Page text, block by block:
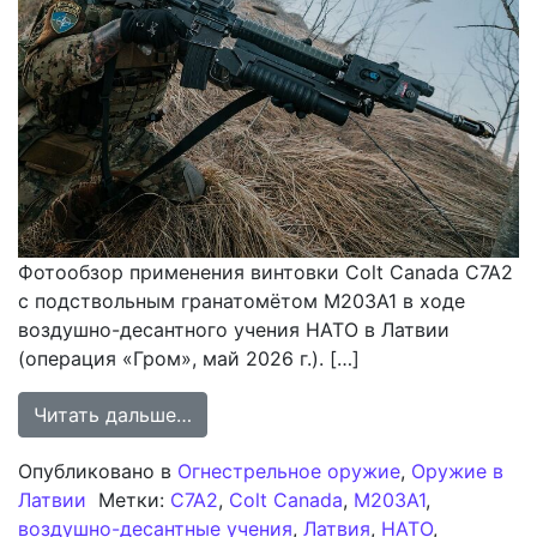
Фотообзор применения винтовки Colt Canada C7A2
с подствольным гранатомётом M203A1 в ходе
воздушно-десантного учения НАТО в Латвии
(операция «Гром», май 2026 г.). […]
Читать дальше…
Опубликовано в Огнестрельное оружие, Оружие в
Латвии Метки: C7A2, Colt Canada, M203A1,
воздушно-десантные учения, Латвия, НАТО,